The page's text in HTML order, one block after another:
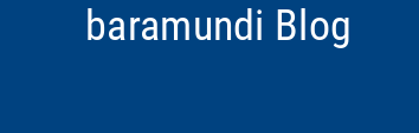
baramundi Blog